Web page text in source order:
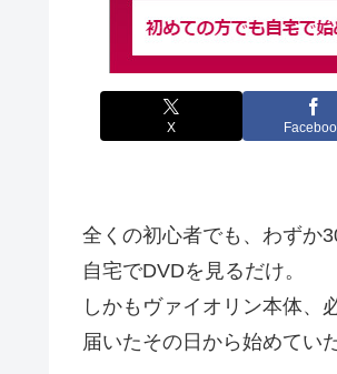
X
全くの初心者でも、わずか
自宅でDVDを見るだけ。
しかもヴァイオリン本体、
届いたその日から始めてい